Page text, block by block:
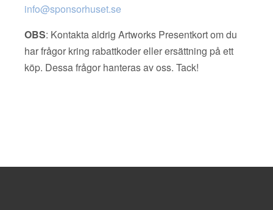
info@sponsorhuset.se
OBS: Kontakta aldrig Artworks Presentkort om du
har frågor kring rabattkoder eller ersättning på ett
köp. Dessa frågor hanteras av oss. Tack!